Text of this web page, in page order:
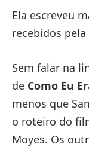
Ela escreveu
recebidos
Sem falar na
de Como Eu
menos que
o roteiro do
Moyes. Os